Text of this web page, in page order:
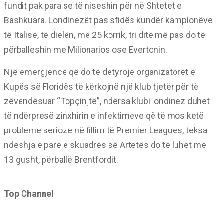
fundit pak para se të niseshin për në Shtetet e
Bashkuara. Londinezët pas sfidës kundër kampionëve
të Italisë, të dielën, më 25 korrik, tri ditë më pas do të
përballeshin me Milionarios ose Evertonin.
Një emergjencë që do të detyrojë organizatorët e
Kupës së Floridës të kërkojnë një klub tjetër për të
zëvendësuar “Topçinjtë”, ndërsa klubi londinez duhet
të ndërpresë zinxhirin e infektimeve që të mos ketë
probleme serioze në fillim të Premier Leagues, teksa
ndeshja e parë e skuadrës së Artetës do të luhet më
13 gusht, përballë Brentfordit.
Top Channel